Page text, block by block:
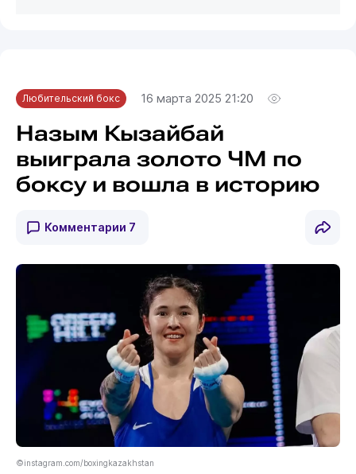
Любительский бокс 16 марта 2025 21:20
Назым Кызайбай
выиграла золото ЧМ по
боксу и вошла в историю
Комментарии 7
©instagram.com/boxingkazakhstan